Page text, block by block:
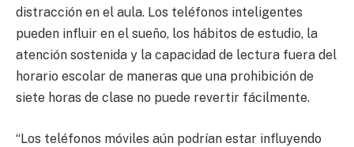
distracción en el aula. Los teléfonos inteligentes
pueden influir en el sueño, los hábitos de estudio, la
atención sostenida y la capacidad de lectura fuera del
horario escolar de maneras que una prohibición de
siete horas de clase no puede revertir fácilmente.
“Los teléfonos móviles aún podrían estar influyendo